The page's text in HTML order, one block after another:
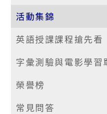
活動集錦
英語授課課程搶先看
字彙測驗與電影學習
榮譽榜
常見問答